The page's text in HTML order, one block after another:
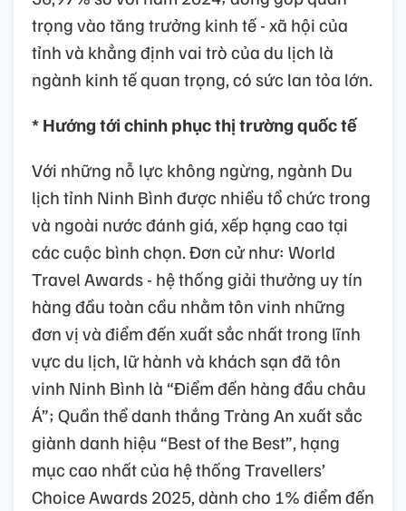
trọng vào tăng trưởng kinh tế - xã hội của
tỉnh và khẳng định vai trò của du lịch là
ngành kinh tế quan trọng, có sức lan tỏa lớn.
* Hướng tới chinh phục thị trường quốc tế
Với những nỗ lực không ngừng, ngành Du
lịch tỉnh Ninh Bình được nhiều tổ chức trong
và ngoài nước đánh giá, xếp hạng cao tại
các cuộc bình chọn. Đơn cử như: World
Travel Awards - hệ thống giải thưởng uy tín
hàng đầu toàn cầu nhằm tôn vinh những
đơn vị và điểm đến xuất sắc nhất trong lĩnh
vực du lịch, lữ hành và khách sạn đã tôn
vinh Ninh Bình là “Điểm đến hàng đầu châu
Á”; Quần thể danh thắng Tràng An xuất sắc
giành danh hiệu “Best of the Best”, hạng
mục cao nhất của hệ thống Travellers’
Choice Awards 2025, dành cho 1% điểm đến